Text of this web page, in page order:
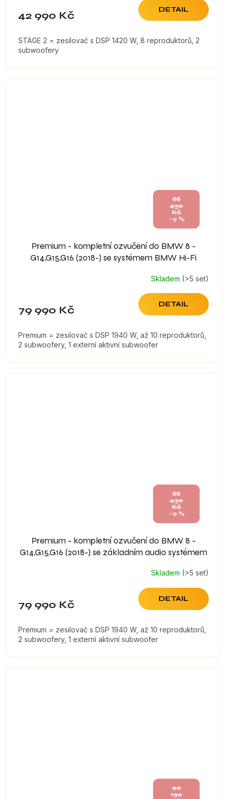
42 990 Kč DETAIL
STAGE 2 = zesilovač s DSP 1420 W, 8 reproduktorů, 2
subwoofery
88
430
Kč
–9 %
Premium - kompletní ozvučení do BMW 8 -
G14,G15,G16 (2018-) se systémem BMW Hi-Fi
Skladem (>5 set)
79 990 Kč DETAIL
Premium = zesilovač s DSP 1940 W, až 10 reproduktorů,
2 subwoofery, 1 externí aktivní subwoofer
88
430
Kč
–9 %
Premium - kompletní ozvučení do BMW 8 -
G14,G15,G16 (2018-) se základním audio systémem
Skladem (>5 set)
79 990 Kč DETAIL
Premium = zesilovač s DSP 1940 W, až 10 reproduktorů,
2 subwoofery, 1 externí aktivní subwoofer
90
130